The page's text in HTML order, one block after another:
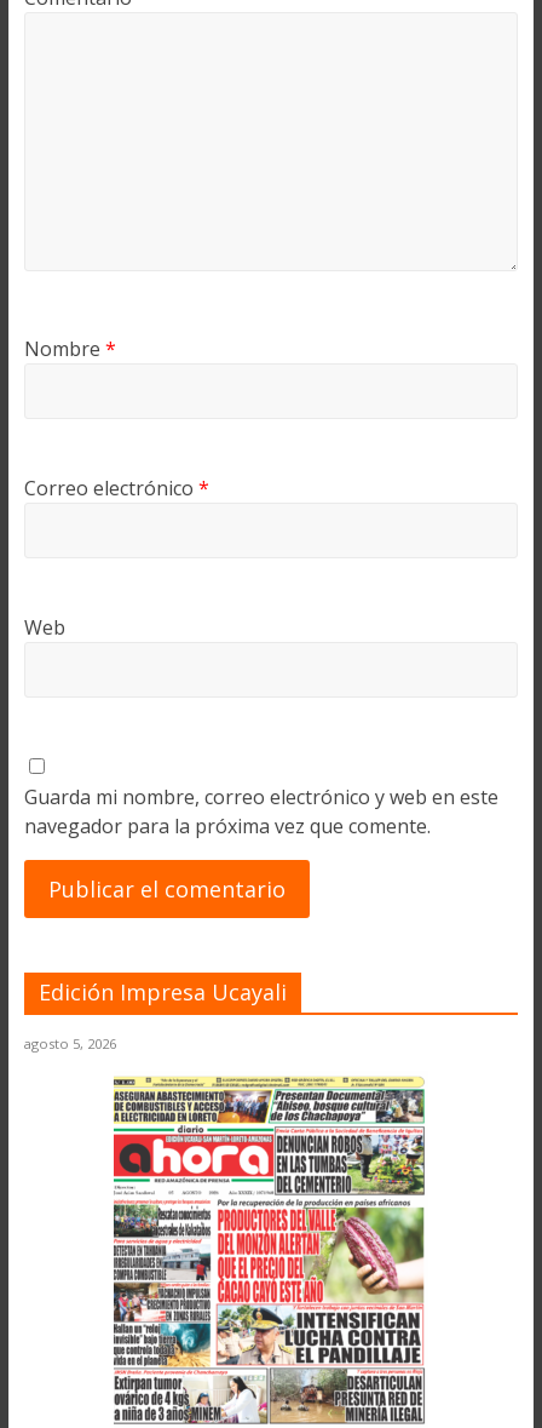
Nombre *
Correo electrónico *
Web
Guarda mi nombre, correo electrónico y web en este
navegador para la próxima vez que comente.
Edición Impresa Ucayali
agosto 5, 2026